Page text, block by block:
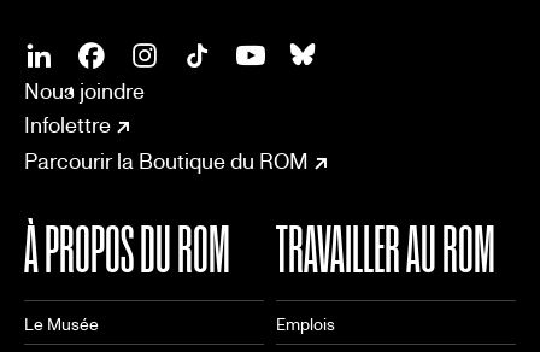
SOCIAL
LinkedinFacebookInstagram
CONNECT
Nous joindre
Infolettre
Parcourir la Boutique du ROM
À PROPOS DU ROM
Le Musée
TRAVAILLER AU ROM
Emplois